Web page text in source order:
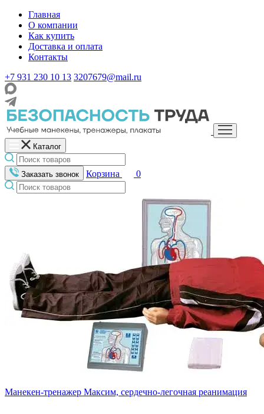
Главная
О компании
Как купить
Доставка и оплата
Контакты
+7 931 230 10 13 3207679@mail.ru
Каталог
Заказать звонок Корзина 0
Манекен-тренажер Максим, сердечно-легочная реанимация